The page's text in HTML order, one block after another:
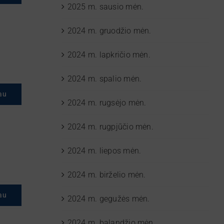
2025 m. sausio mėn.
2024 m. gruodžio mėn.
2024 m. lapkričio mėn.
2024 m. spalio mėn.
2024 m. rugsėjo mėn.
2024 m. rugpjūčio mėn.
2024 m. liepos mėn.
2024 m. birželio mėn.
2024 m. gegužės mėn.